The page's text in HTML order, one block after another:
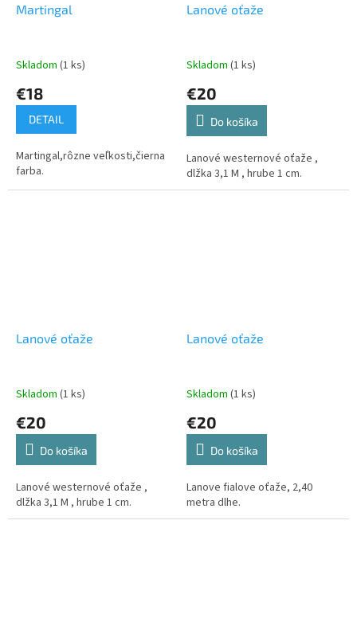
Martingal
Skladom (1 ks)
€18
DETAIL
Martingal,rôzne veľkosti,čierna
farba.
Lanové oťaže
Skladom (1 ks)
€20
Do košíka
Lanové westernové oťaže ,
dlžka 3,1 M , hrube 1 cm.
Lanové oťaže
Skladom (1 ks)
€20
Do košíka
Lanové westernové oťaže ,
dlžka 3,1 M , hrube 1 cm.
Lanové oťaže
Skladom (1 ks)
€20
Do košíka
Lanove fialove oťaže, 2,40
metra dlhe.